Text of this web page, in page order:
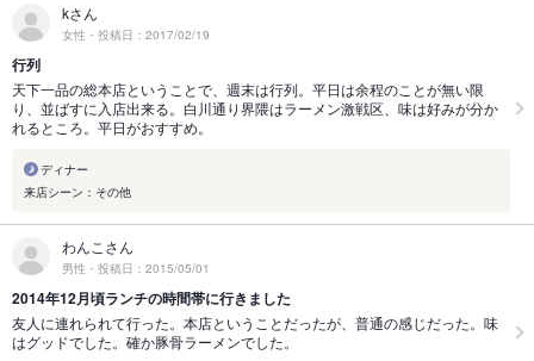
kさん
女性・投稿日：2017/02/19
行列
天下一品の総本店ということで、週末は行列。平日は余程のことが無い限
り、並ばすに入店出来る。白川通り界隈はラーメン激戦区、味は好みが分か
れるところ。平日がおすすめ。
ディナー
来店シーン：その他
わんこさん
男性・投稿日：2015/05/01
2014年12月頃ランチの時間帯に行きました
友人に連れられて行った。本店ということだったが、普通の感じだった。味
はグッドでした。確か豚骨ラーメンでした。